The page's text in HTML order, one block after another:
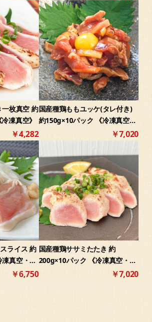
枚真空 約
凍真空》
￥4,282
国産種鶏ももユッケ(タレ付き)
約150g×10パック 《冷凍真空・
生食用》
￥7,020
ライス 約
真空・生
￥6,750
国産種鶏ササミたたき 約
200g×10パック 《冷凍真空・生
食用》
￥7,020